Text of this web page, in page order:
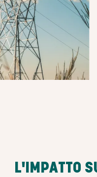
L'IMPATTO